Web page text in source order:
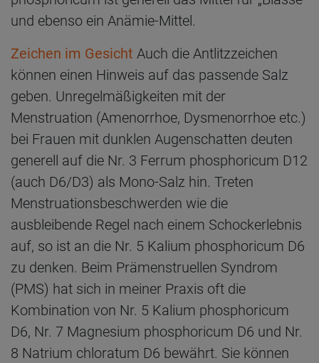
und ebenso ein Anämie-Mittel.
Zeichen im Gesicht Auch die Antlitzzeichen
können einen Hinweis auf das passende Salz
geben. Unregelmäßigkeiten mit der
Menstruation (Amenorrhoe, Dysmenorrhoe etc.)
bei Frauen mit dunklen Augenschatten deuten
generell auf die Nr. 3 Ferrum phosphoricum D12
(auch D6/D3) als Mono-Salz hin. Treten
Menstruationsbeschwerden wie die
ausbleibende Regel nach einem Schockerlebnis
auf, so ist an die Nr. 5 Kalium phosphoricum D6
zu denken. Beim Prämenstruellen Syndrom
(PMS) hat sich in meiner Praxis oft die
Kombination von Nr. 5 Kalium phosphoricum
D6, Nr. 7 Magnesium phosphoricum D6 und Nr.
8 Natrium chloratum D6 bewährt. Sie können